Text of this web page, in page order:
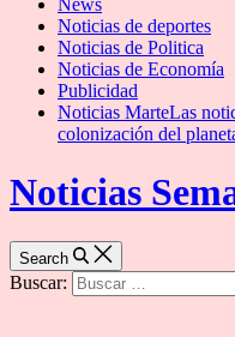
Noticias de deportes
Noticias de Politica
Noticias de Economía
Publicidad
Noticias MarteLas
colonización del
Noticias
Search
Buscar: